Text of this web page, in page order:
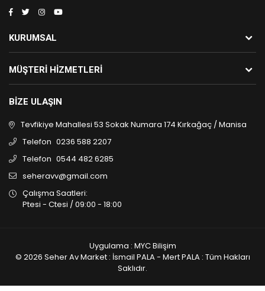
KURUMSAL
MÜŞTERI HIZMETLERI
BIZE ULAŞIN
Tevfikiye Mahallesi 53 Sokak Numara 174 Kırkağaç / Manisa
Telefon 0236 588 2207
Telefon 0544 482 6285
seheravv@gmail.com
Çalışma Saatleri:
Ptesi - Ctesi / 09:00 - 18:00
Uygulama : MYC Bilişim
© 2026 Seher Av Market : İsmail PALA - Mert PALA : Tüm Hakları
Saklıdır.